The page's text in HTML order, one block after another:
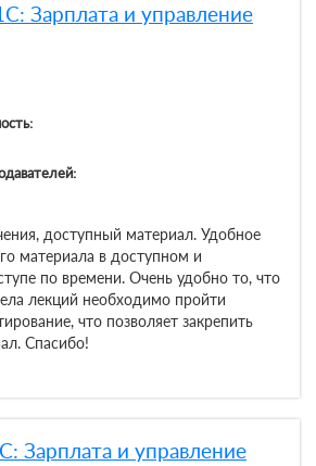
Зарплата и управление
доступный материал. Удобное
материала в доступном и
по времени. Очень удобно то, что
лекций необходимо пройти
что позволяет закрепить
Спасибо!
Зарплата и управление